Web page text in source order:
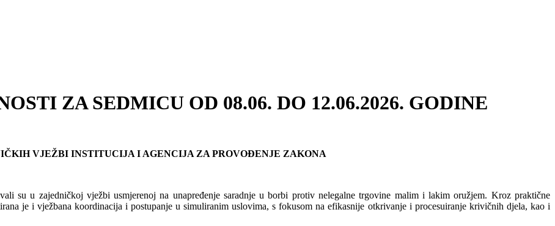
ZA SEDMICU OD 08.06. DO 12.06.2026. GODINE
VJEŽBI INSTITUCIJA I AGENCIJA ZA PROVOĐENJE ZAKONA
su u zajedničkoj vježbi usmjerenoj na unapređenje saradnje u borbi protiv nelegalne trgovine malim i lakim oružjem. Kroz praktične
je i vježbana koordinacija i postupanje u simuliranim uslovima, s fokusom na efikasnije otkrivanje i procesuiranje krivičnih djela, kao i